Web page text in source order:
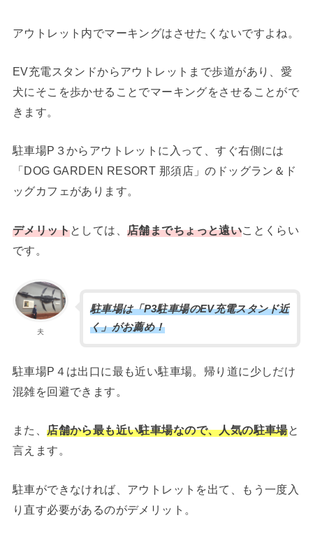
アウトレット内でマーキングはさせたくないですよね。
EV充電スタンドからアウトレットまで歩道があり、愛
犬にそこを歩かせることでマーキングをさせることがで
きます。
駐車場P３からアウトレットに入って、すぐ右側には
「DOG GARDEN RESORT 那須店」のドッグラン＆ド
ッグカフェがあります。
デメリットとしては、店舗までちょっと遠いことくらい
です。
夫
駐車場は「P3駐車場のEV充電スタンド近
く」がお薦め！
駐車場P４は出口に最も近い駐車場。帰り道に少しだけ
混雑を回避できます。
また、店舗から最も近い駐車場なので、人気の駐車場と
言えます。
駐車ができなければ、アウトレットを出て、もう一度入
り直す必要があるのがデメリット。